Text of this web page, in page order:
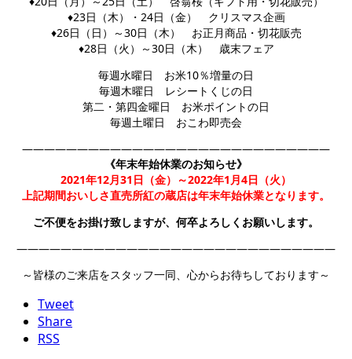
♦23日（木）・24日（金） クリスマス企画
♦26日（日）～30日（木） お正月商品・切花販売
♦28日（火）～30日（木） 歳末フェア
毎週水曜日 お米10％増量の日
毎週木曜日 レシートくじの日
第二・第四金曜日 お米ポイントの日
毎週土曜日 おこわ即売会
――――――――――――――――――――――――――――
《年末年始休業のお知らせ》
2021年12月31日（金）～2022年1月4日（火）
上記期間おいしさ直売所紅の蔵店は年末年始休業となります。
ご不便をお掛け致しますが、何卒よろしくお願いします。
―――――――――――――――――――――――――――――
～皆様のご来店をスタッフ一同、心からお待ちしております～
Tweet
Share
RSS